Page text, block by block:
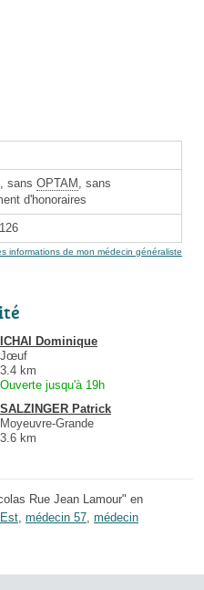
sans OPTAM , sans
d'honoraires
informations de mon médecin généraliste
ICHAI Dominique
Jœuf
3.4 km
Ouverte jusqu'à 19h
SALZINGER Patrick
Moyeuvre-Grande
3.6 km
Rue Jean Lamour" en
médecin 57 médecin